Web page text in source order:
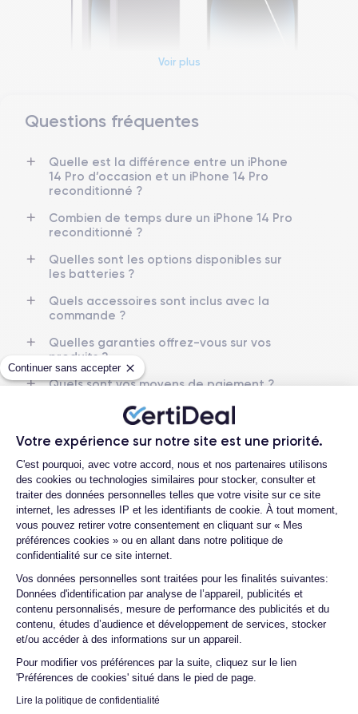
Continuer sans accepter
Votre expérience sur notre site est une priorité.
Plateforme de Gestion du
C'est pourquoi, avec votre accord, nous et nos partenaires utilisons
des cookies ou technologies similaires pour stocker, consulter et
traiter des données personnelles telles que votre visite sur ce site
internet, les adresses IP et les identifiants de cookie. À tout moment,
vous pouvez retirer votre consentement en cliquant sur « Mes
préférences cookies » ou en allant dans notre politique de
confidentialité sur ce site internet.
Vos données personnelles sont traitées pour les finalités suivantes:
Données d'identification par analyse de l’appareil, publicités et
contenu personnalisés, mesure de performance des publicités et du
contenu, études d’audience et développement de services, stocker
et/ou accéder à des informations sur un appareil.
Pour modifier vos préférences par la suite, cliquez sur le lien
'Préférences de cookies' situé dans le pied de page.
Lire la politique de confidentialité
Axeptio consent
Dimensions et poids iPhone 14 Pro
Date de sortie
7/09/2022
Système exploitation
iOS (iOS 26)
Dimensions
147.5×71.5×7.85 mm
Poids
Écran
OLED 6.1 pouces
Résolution écran
Nom CPU
Apple A16 Bionic 6
Fréq. processeur
Caméra Principale
48 Mpx
Caméra Frontale
12 Mpx
Résolution vidéo
4K - 3840 x 2160 px
Recharge rapide
Oui, 20W
3200 mAh eSIM
Réseau mobile
5G
Débloqué
Oui, tous opérateurs
Pour découvrir en détail les caractéristiques de ce smartphone,
vous pouvez consulter lafiche technique de l'iPhone 14 Pro.
Voir plus
Questions fréquentes
Quelle est la différence entre un iPhone
14 Pro d’occasion et un iPhone 14 Pro
reconditionné ?
Combien de temps dure un iPhone 14 Pro
reconditionné ?
Quelles sont les options disponibles sur
les batteries ?
Quels accessoires sont inclus avec la
commande ?
Quelles garanties offrez-vous sur vos
produits ?
Quels sont vos moyens de paiement ?
Est-il possible de payer l’iPhone 14 Pro en
plusieurs fois ?
Que se passe-t-il après avoir passé la
commande ?
Quelle société utilisez-vous pour
l'expédition ?
Quels sont les délais de livraison ?
Que se passe-t-il si je change d'avis
après avoir acheté/reçu le produit ?
Comment demander un retour ?
Comment contacter le service client ?
Quelle est la différence entre une Carte
SIM et une eSIM ?
Comment activer une eSIM ?